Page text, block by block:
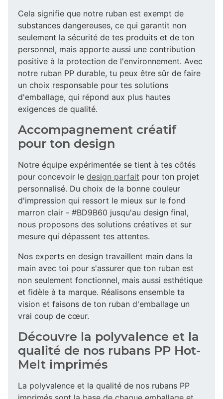
Cela signifie que notre ruban est exempt de
substances dangereuses, ce qui garantit non
seulement la sécurité de tes produits et de ton
personnel, mais apporte aussi une contribution
positive à la protection de l'environnement. Avec
notre ruban PP durable, tu peux être sûr de faire
un choix responsable pour tes solutions
d'emballage, qui répond aux plus hautes
exigences de qualité.
Accompagnement créatif
pour ton design
Notre équipe expérimentée se tient à tes côtés
pour concevoir le design parfait pour ton projet
personnalisé. Du choix de la bonne couleur
d'impression qui ressort le mieux sur le fond
marron clair - #BD9B60 jusqu'au design final,
nous proposons des solutions créatives et sur
mesure qui dépassent tes attentes.
Nos experts en design travaillent main dans la
main avec toi pour s'assurer que ton ruban est
non seulement fonctionnel, mais aussi esthétique
et fidèle à ta marque. Réalisons ensemble ta
vision et faisons de ton ruban d'emballage un
vrai coup de cœur.
Découvre la polyvalence et la
qualité de nos rubans PP Hot-
Melt imprimés
La polyvalence et la qualité de nos rubans PP